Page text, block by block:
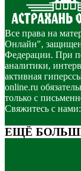
Все права на
Онлайн",
Федерации. При
аналитики,
активная
online.ru
только с
Свяжитесь с нами:
ЕЩЁ